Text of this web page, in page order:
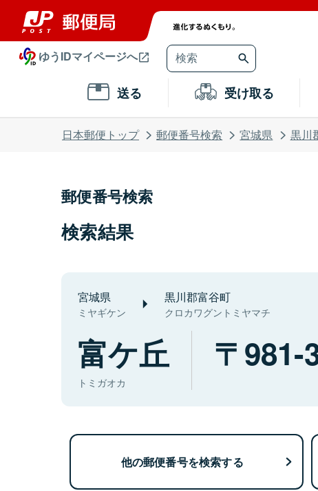
ゆうIDマイページへ
送る 受け取る
日本郵便トップ 郵便番号検索 宮城県 黒川
郵便番号検索
検索結果
宮城県
ミヤギケン
黒川郡富谷町
クロカワグントミヤマチ
富ケ丘
トミガオカ
981-
他の郵便番号を検索する